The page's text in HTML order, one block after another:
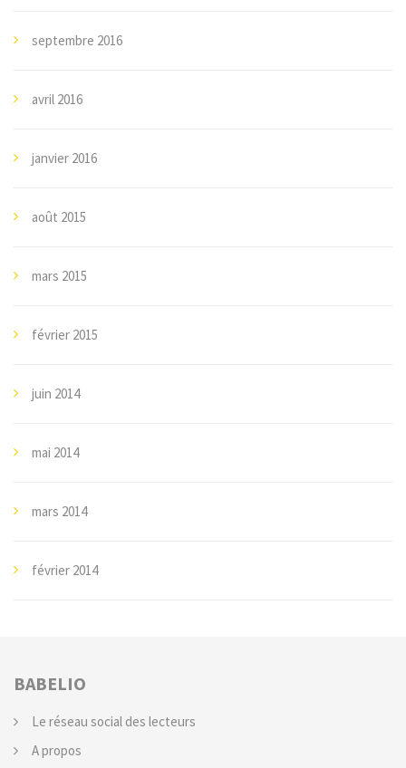
septembre 2016
avril 2016
janvier 2016
août 2015
mars 2015
février 2015
juin 2014
mai 2014
mars 2014
février 2014
BABELIO
Le réseau social des lecteurs
A propos